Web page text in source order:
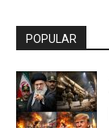
POPULAR